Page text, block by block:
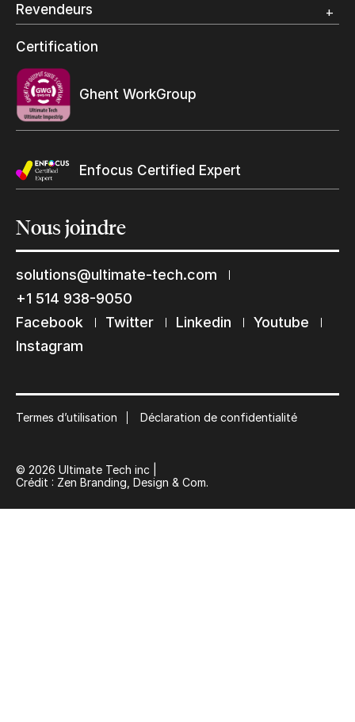
Grand Format
Revendeurs
Trouvez un revendeur
Certification
Ghent WorkGroup
Enfocus Certified Expert
Nousjoindre
solutions@ultimate-tech.com
+1 514 938-9050
Facebook
Twitter Linkedin
Youtube
Instagram
Termes d’utilisation Déclaration de confidentialité
© 2026 Ultimate Tech inc |
Crédit : Zen Branding, Design & Com.
Restons en contact